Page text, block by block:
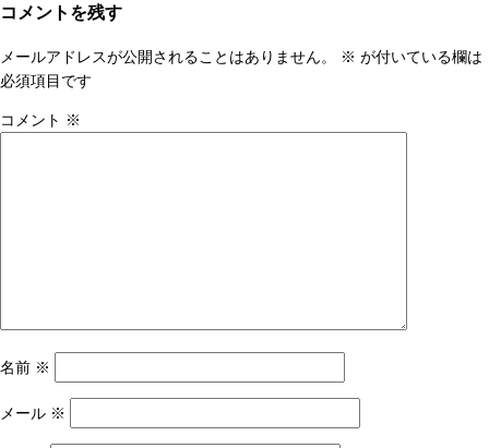
稿
ナ
ビ
ゲ
コメントを残す
メールアドレスが公開されることはありません。 ※ が付いている欄は
必須項目です
コメント ※
名前 ※
メール ※